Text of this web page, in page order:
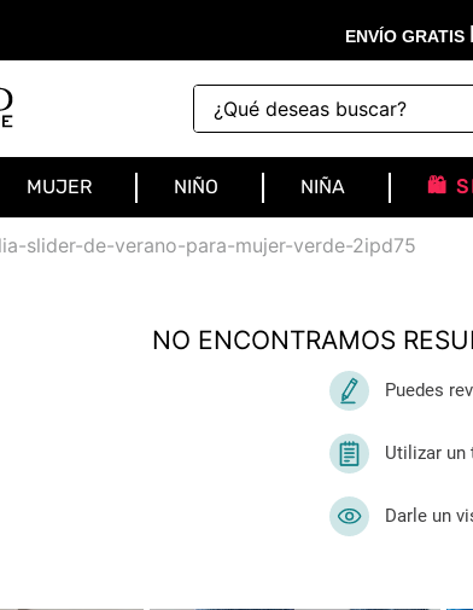
ENVÍO GRATIS
¿Qué deseas buscar?
MUJER NIÑO NIÑA 🛍️
slider-de-verano-para-mujer-verde-2ipd75
NO ENCONTRAMOS
Puedes
Utilizar un
Darle un